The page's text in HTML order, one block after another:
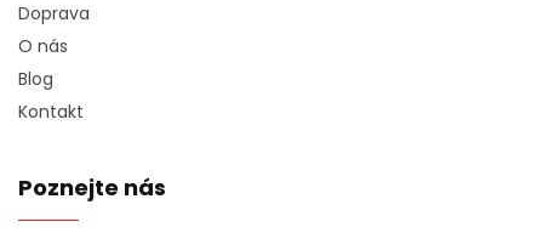
Doprava
O nás
Blog
Kontakt
Poznejte nás